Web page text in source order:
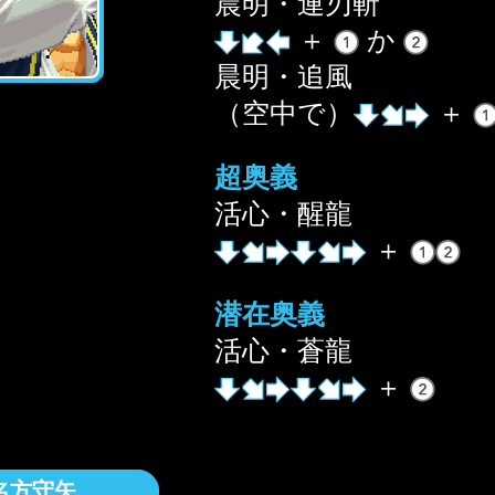
＋
か
晨明・追風
（空中で）
＋
超奥義
活心・醒龍
＋
潜在奥義
活心・蒼龍
＋